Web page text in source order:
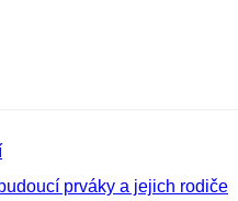
prváky a jejich rodiče